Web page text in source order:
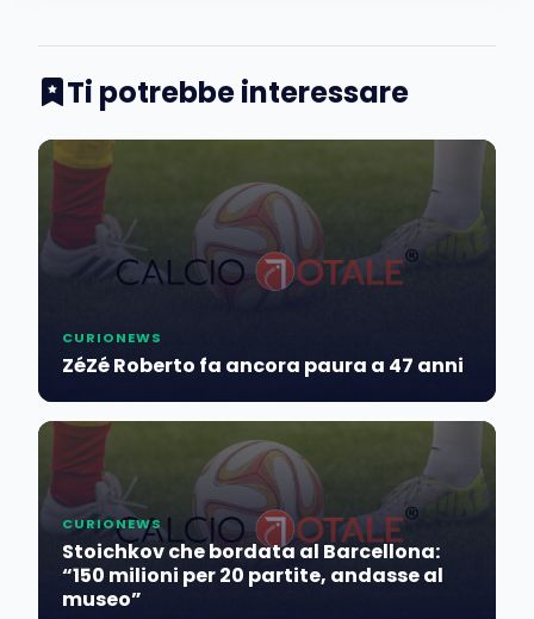
Ti potrebbe interessare
CURIONEWS
ZéZé Roberto fa ancora paura a 47 anni
CURIONEWS
Stoichkov che bordata al Barcellona:
“150 milioni per 20 partite, andasse al
museo”